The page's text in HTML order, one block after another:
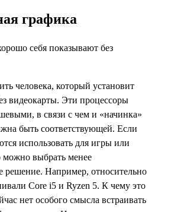
графика
себя показывают без
человека, который установит
видеокарты. Эти процессоры
в связи с чем и «начинка»
быть соответствующей. Если
использовать для игры или
можно выбрать менее
решение. Например, относительно
Core i5 и Ryzen 5. К чему это
нет особого смысла встраивать